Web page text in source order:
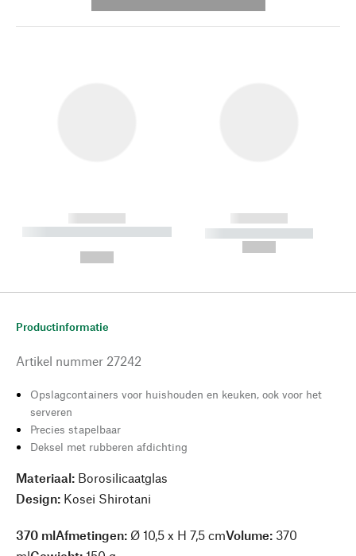
------------
----------- ----------- --------
------------
----------- -----------
Productinformatie
Artikel nummer 27242
Opslagcontainers voor huishouden en keuken, ook voor het
serveren
Precies stapelbaar
Deksel met rubberen afdichting
Materiaal: Borosilicaatglas
Design: Kosei Shirotani
370 mlAfmetingen: Ø 10,5 x H 7,5 cmVolume: 370